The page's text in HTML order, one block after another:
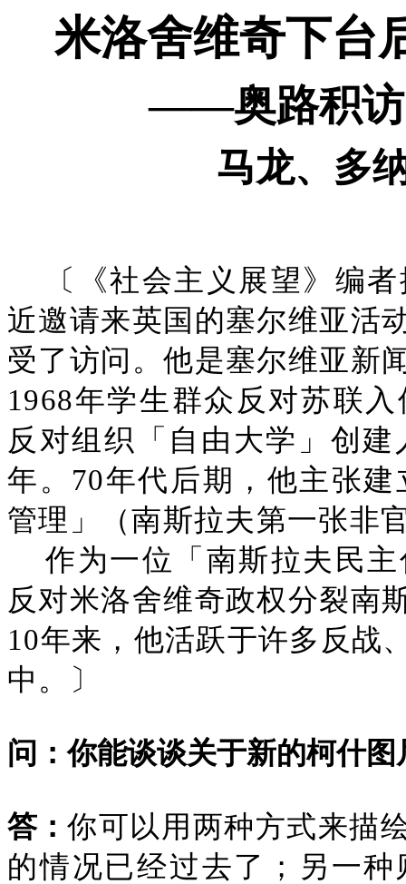
米洛舍维奇下台
——奥路积访
马龙、多
〔《社会主义展望》编
近邀请来英国的塞尔维亚活
受了访问。他是塞尔维亚新
1968年学生群众反对苏联
反对组织「自由大学」创
年。70年代后期，他主张
管理」（南斯拉夫第一张非
作为一位「南斯拉夫民
反对米洛舍维奇政权分裂南
10年来，他活跃于许多反战
中。〕
问：你能谈谈关于新的柯什
答：你可以用两种方式来描
的情况已经过去了；另一